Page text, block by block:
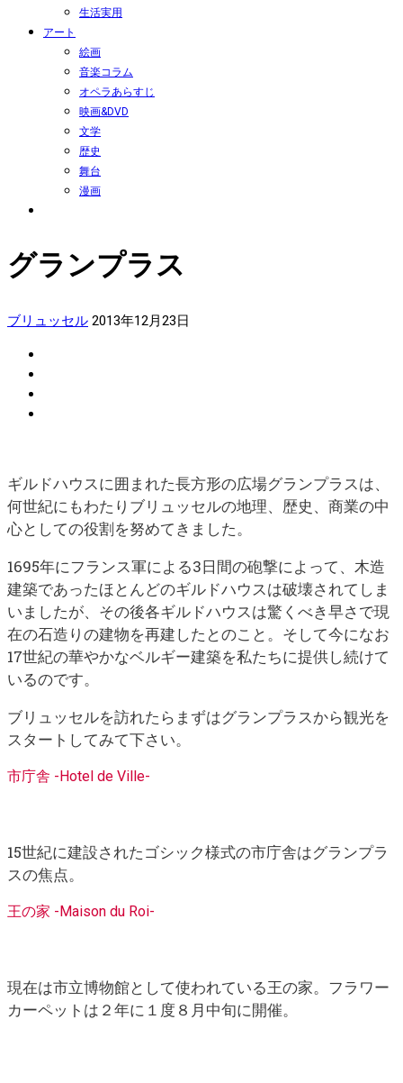
生活実用
アート
絵画
音楽コラム
オペラあらすじ
映画&DVD
文学
歴史
舞台
漫画
グランプラス
ブリュッセル 2013年12月23日
ギルドハウスに囲まれた長方形の広場グランプラスは、
何世紀にもわたりブリュッセルの地理、歴史、商業の中
心としての役割を努めてきました。
1695年にフランス軍による3日間の砲撃によって、木造
建築であったほとんどのギルドハウスは破壊されてしま
いましたが、その後各ギルドハウスは驚くべき早さで現
在の石造りの建物を再建したとのこと。そして今になお
17世紀の華やかなベルギー建築を私たちに提供し続けて
いるのです。
ブリュッセルを訪れたらまずはグランプラスから観光を
スタートしてみて下さい。
市庁舎 -Hotel de Ville-
15世紀に建設されたゴシック様式の市庁舎はグランプラ
スの焦点。
王の家 -Maison du Roi-
現在は市立博物館として使われている王の家。フラワー
カーペットは２年に１度８月中旬に開催。